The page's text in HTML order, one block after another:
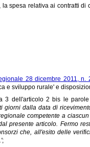
la spesa relativa ai contratti
28 dicembre 2011, n.
e sviluppo rurale' e
3 dell'articolo 2 bis le
giorni dalla data di
competente a
presente articolo. Fermo
che, all'esito delle
.';